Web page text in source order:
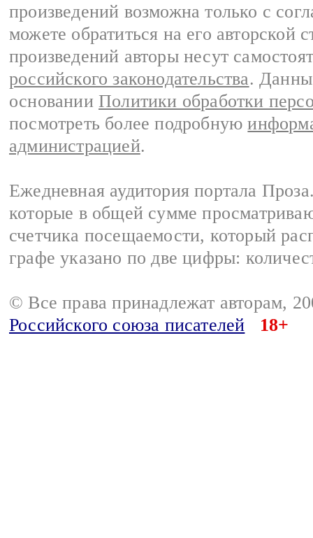
произведений возможна только с
можете обратиться на его авторской
произведений авторы несут
российского законодательства.
основании Политики обработки
посмотреть более подробную
администрацией.
Ежедневная аудитория портала
которые в общей сумме
счетчика посещаемости, который
графе указано по две цифры:
© Все права принадлежат авторам,
Российского союза писателей
18+